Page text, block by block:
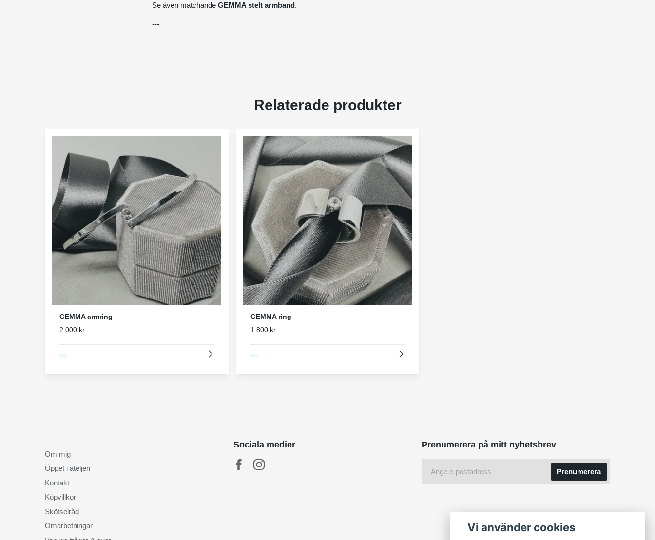
Se även matchande GEMMA stelt armband.
---
Relaterade produkter
GEMMA armring
2 000 kr
GEMMA ring
1 800 kr
Om mig
Öppet i ateljén
Kontakt
Köpvillkor
Skötselråd
Omarbetningar
Sociala medier Prenumerera på mitt nyhetsbrev
Prenumerera
Vi använder cookies